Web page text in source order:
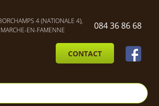
4 (NATIONALE 4),
EN-FAMENNE
084 36 86 68
CONTACT